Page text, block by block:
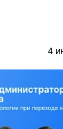
4